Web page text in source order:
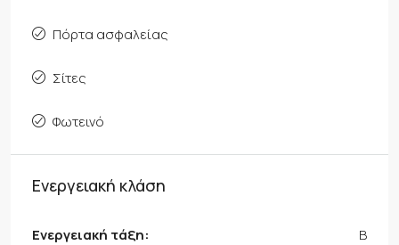
Πόρτα ασφαλείας
Σίτες
Φωτεινό
Ενεργειακή κλάση
Ενεργειακή τάξη: B